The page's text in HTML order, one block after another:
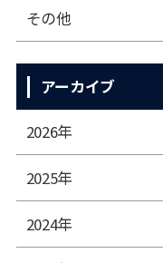
その他
アーカイブ
2026年
2025年
2024年